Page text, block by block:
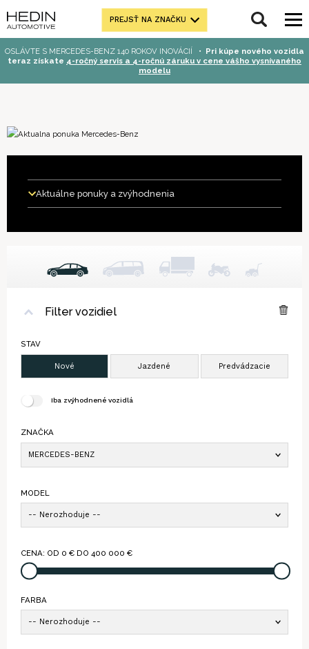
PREJSŤ NA ZNAČKU
OSLÁVTE S MERCEDES-BENZ 140 ROKOV INOVÁCIÍ • Pri kúpe nového vozidla
teraz získate 4-ročný servis a 4-ročnú záruku v cene vášho vysnívaného
modelu
Aktuálne ponuky a zvýhodnenia
Filter vozidiel
STAV
Iba zvýhodnené vozidlá
ZNAČKA
MERCEDES-BENZ
MODEL
-- Nerozhoduje --
CENA: OD 0 € DO 400 000 €
FARBA
-- Nerozhoduje --